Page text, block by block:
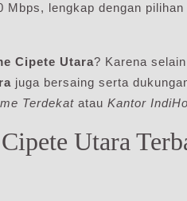
Mbps, lengkap dengan
Cipete Utara? Karena
juga bersaing serta
Terdekat atau Kantor
Utara